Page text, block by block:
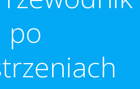
po